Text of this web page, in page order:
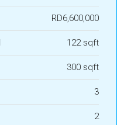
RD6,600,000
122 sqft
300 sqft
3
2